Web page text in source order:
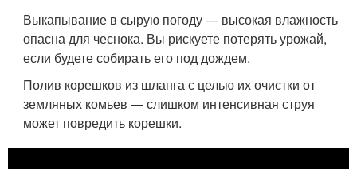
Выкапывание в сырую погоду — высокая влажность
опасна для чеснока. Вы рискуете потерять урожай,
если будете собирать его под дождем.
Полив корешков из шланга с целью их очистки от
земляных комьев — слишком интенсивная струя
может повредить корешки.